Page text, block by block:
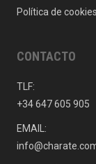
Política de cookies
CONTACTO
TLF:
+34 647 605 905
EMAIL: